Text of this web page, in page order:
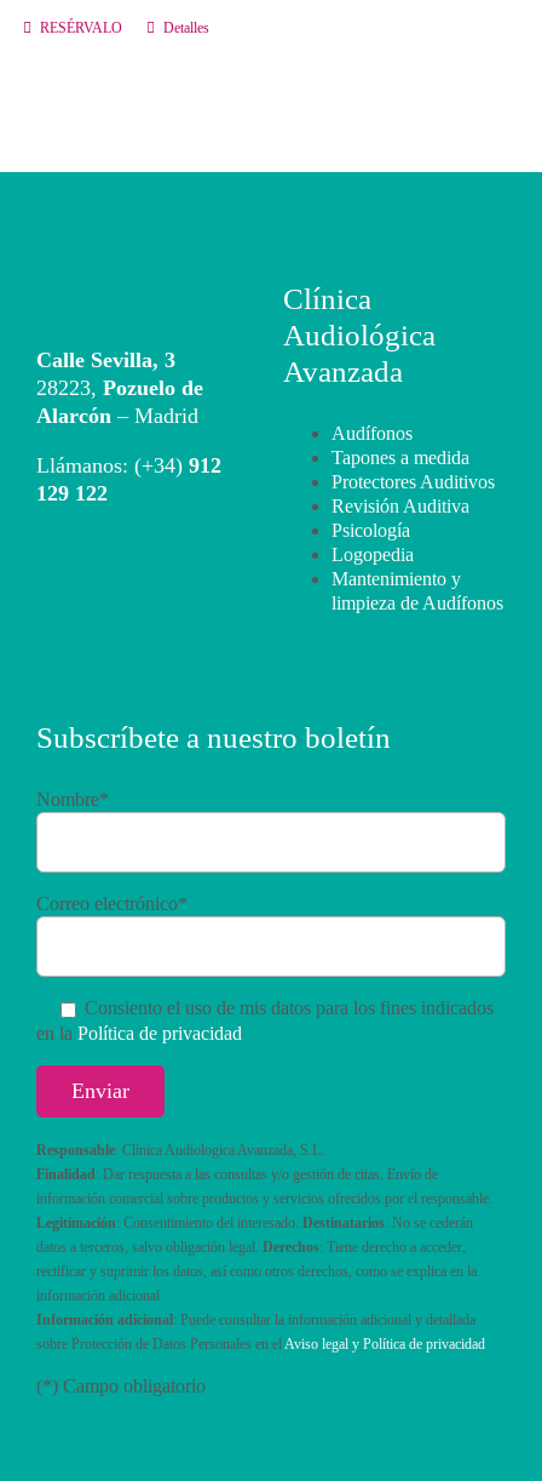
RESÉRVALO Detalles
Calle Sevilla, 3
28223, Pozuelo de
Alarcón – Madrid
Llámanos: (+34) 912
129 122
Clínica
Audiológica
Avanzada
Audífonos
Tapones a medida
Protectores Auditivos
Revisión Auditiva
Psicología
Logopedia
Mantenimiento y
limpieza de Audífonos
Subscríbete a nuestro boletín
Nombre*
Correo electrónico*
Consiento el uso de mis datos para los fines indicados
en la Política de privacidad
Responsable: Clínica Audiologica Avanzada, S.L.
Finalidad: Dar respuesta a las consultas y/o gestión de citas. Envío de
información comercial sobre productos y servicios ofrecidos por el responsable.
Legitimación: Consentimiento del interesado. Destinatarios: No se cederán
datos a terceros, salvo obligación legal. Derechos: Tiene derecho a acceder,
rectificar y suprimir los datos, así como otros derechos, como se explica en la
información adicional
Información adicional: Puede consultar la información adicional y detallada
sobre Protección de Datos Personales en el Aviso legal y Política de privacidad
(*) Campo obligatorio